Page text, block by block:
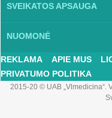
SVEIKATOS APSAUGA
NUOMONĖ
REKLAMA APIE MUS
PRIVATUMO POLITIKA
2015-20 © UAB „Vlmedicina“.